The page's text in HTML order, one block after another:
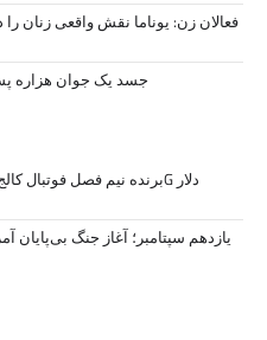
فعالان زن: یوناما نقش واقعی زنان
جسد یک جوان هزاره